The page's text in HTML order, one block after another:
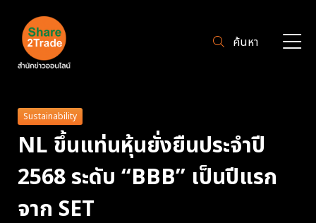
ค้นหา
Sustainability
NL ขึ้นแท่นหุ้นยั่งยืนประจำปี
2568 ระดับ “BBB” เป็นปีแรก
จาก SET